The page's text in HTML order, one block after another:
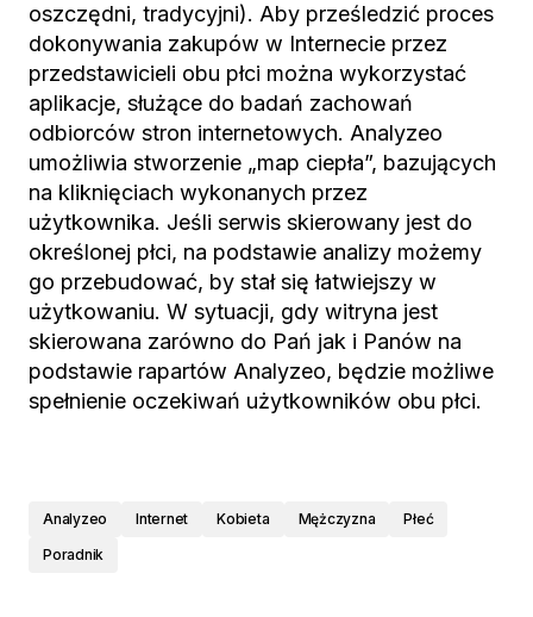
oszczędni, tradycyjni). Aby prześledzić proces
dokonywania zakupów w Internecie przez
przedstawicieli obu płci można wykorzystać
aplikacje, służące do badań zachowań
odbiorców stron internetowych. Analyzeo
umożliwia stworzenie „map ciepła”, bazujących
na kliknięciach wykonanych przez
użytkownika. Jeśli serwis skierowany jest do
określonej płci, na podstawie analizy możemy
go przebudować, by stał się łatwiejszy w
użytkowaniu. W sytuacji, gdy witryna jest
skierowana zarówno do Pań jak i Panów na
podstawie rapartów Analyzeo, będzie możliwe
spełnienie oczekiwań użytkowników obu płci.
Analyzeo Internet Kobieta Mężczyzna
Płeć
Poradnik